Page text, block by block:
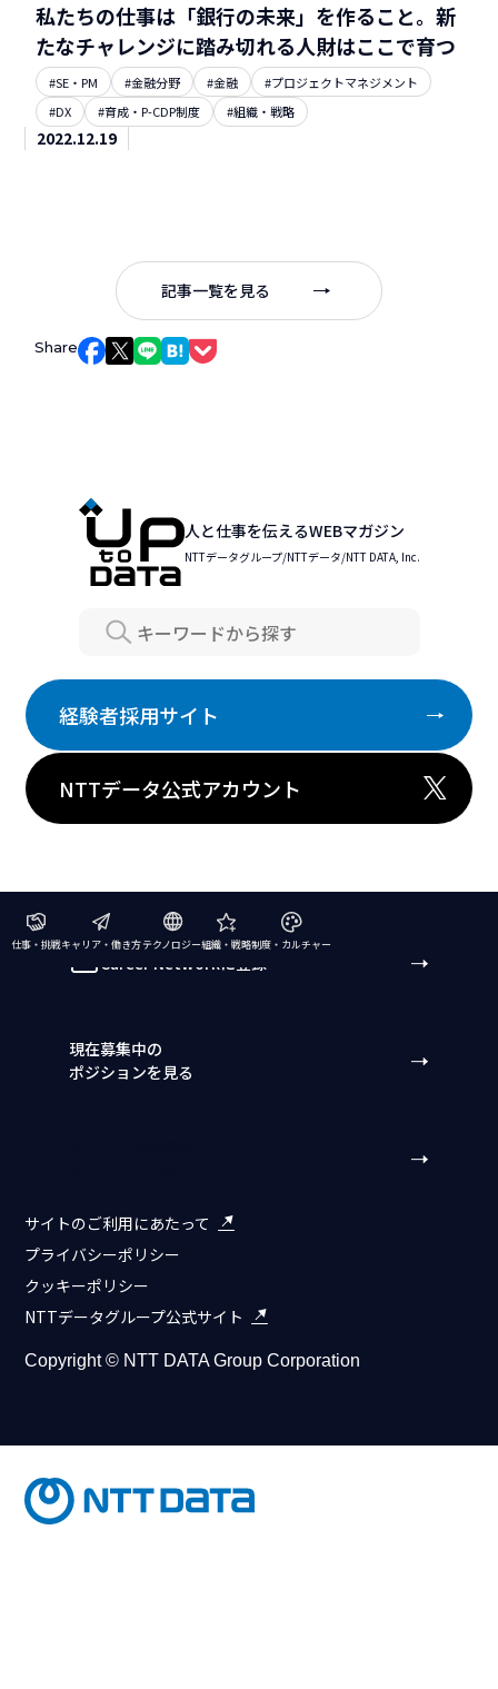
Share Facebookでシェア
Xでシェア
LINEでシェア
はてなブックマークでシェア
私たちの仕事は「銀行の未来」を作ること。新
たなチャレンジに踏み切れる人財はここで育つ
#SE・PM #金融分野 #金融
#プロジェクトマネジメント
#DX
#育成・P-CDP制度 #組織・戦略
2022.12.19
記事一覧を見る
人と仕事を伝えるWEBマガジン
NTTデータグループ/NTTデータ/NTT DATA, Inc.
Search
経験者採用サイト
NTTデータ公式アカウント
仕事・挑戦キャリア・働き方テクノロジー組織・戦略制度・カルチャー
Career Networkに登録
現在募集中の
ポジションを見る
サイトのご利用にあたって
プライバシーポリシー
クッキーポリシー
NTTデータグループ公式サイト
Copyright © NTT DATA Group Corporation